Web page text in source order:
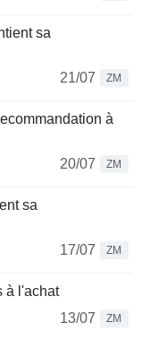
sa
21/07
ZM
à
20/07
ZM
sa
17/07
ZM
à l'achat
13/07
ZM